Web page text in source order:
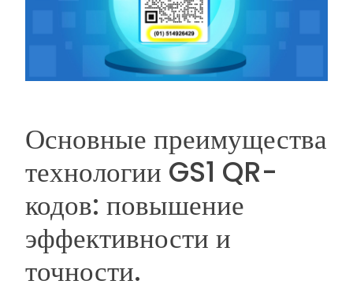
Основные преимущества
технологии GS1 QR-
кодов: повышение
эффективности и
точности.